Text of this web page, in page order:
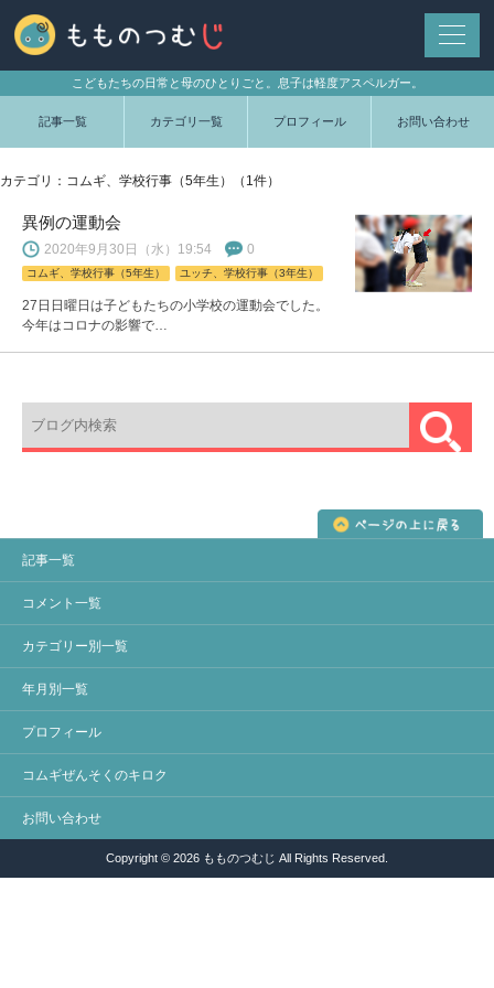
こどもたちの日常と母のひとりごと。息子は軽度アスペルガー。
記事一覧 カテゴリ一覧 プロフィール お問い合わせ
カテゴリ：コムギ、学校行事（5年生）（1件）
異例の運動会
2020年9月30日（水）19:54 0
コムギ、学校行事（5年生） ユッチ、学校行事（3年生）
27日日曜日は子どもたちの小学校の運動会でした。
今年はコロナの影響で…
記事一覧
コメント一覧
カテゴリー別一覧
年月別一覧
プロフィール
コムギぜんそくのキロク
お問い合わせ
Copyright © 2026 もものつむじ All Rights Reserved.